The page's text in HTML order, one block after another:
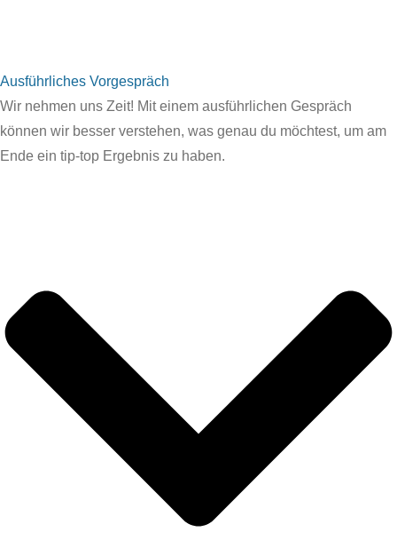
Ausführliches Vorgespräch
Wir nehmen uns Zeit! Mit einem ausführlichen Gespräch
können wir besser verstehen, was genau du möchtest, um am
Ende ein tip-top Ergebnis zu haben.